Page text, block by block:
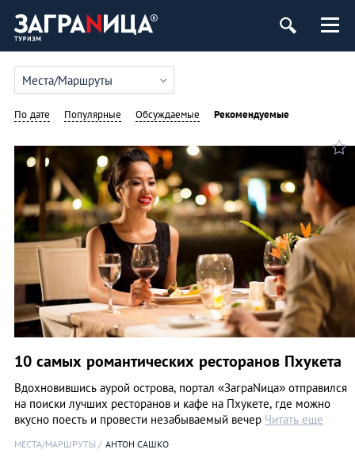
Места/Маршруты
По дате Популярные Обсуждаемые Рекомендуемые
10 самых романтических ресторанов Пхукета
Вдохновившись аурой острова, портал «ЗаграNица» отправился
на поиски лучших ресторанов и кафе на Пхукете, где можно
вкусно поесть и провести незабываемый вечер Читать еще
МЕСТА/МАРШРУТЫ АНТОН САШКО